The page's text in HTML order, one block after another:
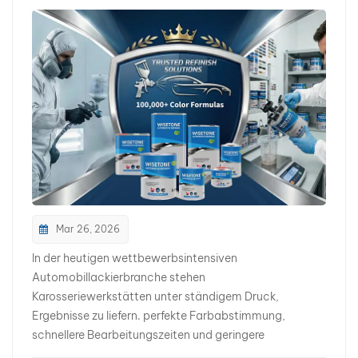
products are widely used in Europe, North America,
Latin America, the Middle East, Africa, and Asia.
Intelligent Color Matching for Modern Vehicles The
rapid growth of Chinese electric vehicle exports has
created new challenges for collision repair centers and
body shops worldwide. WISETONE PLUS offers: ✔ More
than 100,000 color formulas ✔ AI-assisted color
matching technology ✔ Fast formula retrieval ✔
Spectrophotometer integration ✔ Reduced paint
waste ✔ Improved workshop efficiency ✔ Accurate
color matching for EVs and conventional vehicles Our
intelligent color matching solution helps technicians
Looking for Distributors in Latin America WISETONE
PLUS is actively expanding its distributor network
across Latin America. We are seeking long-term
partners in: • Mexico • Colombia • Peru • Chile •
Ecuador • Guatemala • Costa Rica • Panama •
Mar 26, 2026
In der heutigen wettbewerbsintensiven
Automobillackierbranche stehen
Karosseriewerkstätten unter ständigem Druck,
Ergebnisse zu liefern. perfekte Farbabstimmung,
schnellere Bearbeitungszeiten und geringere